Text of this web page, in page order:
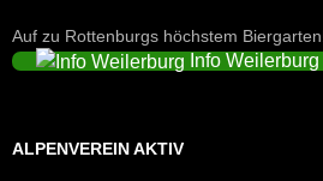
Auf zu Rottenburgs höchstem
Info Weilerburg
ALPENVEREIN AKTIV